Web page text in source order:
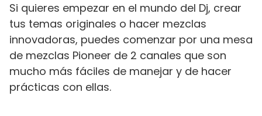
Si quieres empezar en el mundo del Dj, crear
tus temas originales o hacer mezclas
innovadoras, puedes comenzar por una mesa
de mezclas Pioneer de 2 canales que son
mucho más fáciles de manejar y de hacer
prácticas con ellas.